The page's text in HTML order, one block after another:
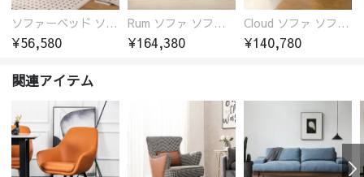
ソファーベッド ソファベッド 2人 3人掛け 「幅100～180cm」ソファー ソファーベッド 1人掛け 2人掛け 3人掛け 収納付き 北欧 コンパクト-fsx-1005
¥56,580
Rum ソファ ソファー おしゃれ 1人掛け～4人掛け ウォールナットorオーク材フレーム 西海岸風 肘掛
¥164,380
Cloud ソファ ソファーおしゃれ 1人掛け～3人掛け チェリー材フレーム 木製 北欧 おしゃれ 5カラー 自由レイアウト
¥140,780
関連アイテム